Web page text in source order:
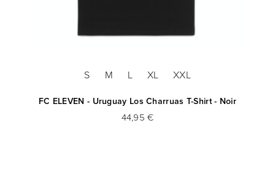
S M L XL XXL
FC ELEVEN - Uruguay Los Charruas T-Shirt - Noir
44,95 €